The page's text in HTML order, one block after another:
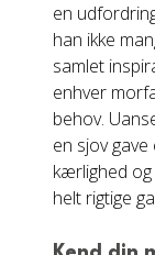
en
han ikke
samlet
enhver
behov.
en sjov
kærlighed og
helt rigtige